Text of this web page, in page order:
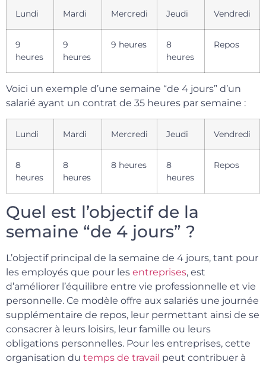
Lundi Mardi Mercredi Jeudi Vendredi
9
heures
9
heures
9 heures
8
heures
Repos
Voici un exemple d’une semaine “de 4 jours” d’un
salarié ayant un contrat de 35 heures par semaine :
Lundi Mardi Mercredi Jeudi Vendredi
8
heures
8
heures
8 heures
8
heures
Repos
Quel est l’objectif de la
semaine “de 4 jours” ?
L’objectif principal de la semaine de 4 jours, tant pour
les employés que pour les entreprises, est
d’améliorer l’équilibre entre vie professionnelle et vie
personnelle. Ce modèle offre aux salariés une journée
supplémentaire de repos, leur permettant ainsi de se
consacrer à leurs loisirs, leur famille ou leurs
obligations personnelles. Pour les entreprises, cette
organisation du temps de travail peut contribuer à